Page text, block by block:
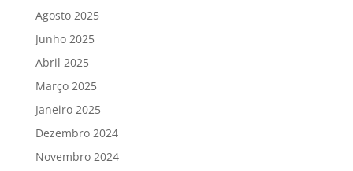
Agosto 2025
Junho 2025
Abril 2025
Março 2025
Janeiro 2025
Dezembro 2024
Novembro 2024